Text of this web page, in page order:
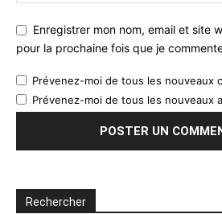
Enregistrer mon nom, email et site
pour la prochaine fois que je
Prévenez-moi de tous les nouveaux
Prévenez-moi de tous les nouveaux
Rechercher